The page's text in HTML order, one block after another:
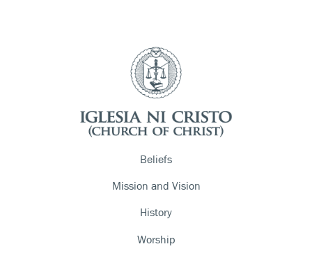
Beliefs
Mission and Vision
History
Worship